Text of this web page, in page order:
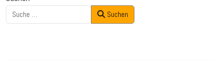
Suchen